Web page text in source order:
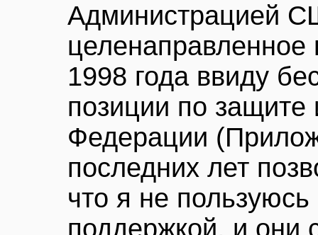
Администрацией
1998 года ввиду
позиции по защите
Федерации
последних лет
что я не
поддержкой, и они